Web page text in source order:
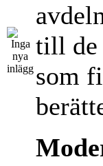
till de
som